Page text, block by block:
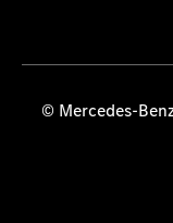
© Mercedes-